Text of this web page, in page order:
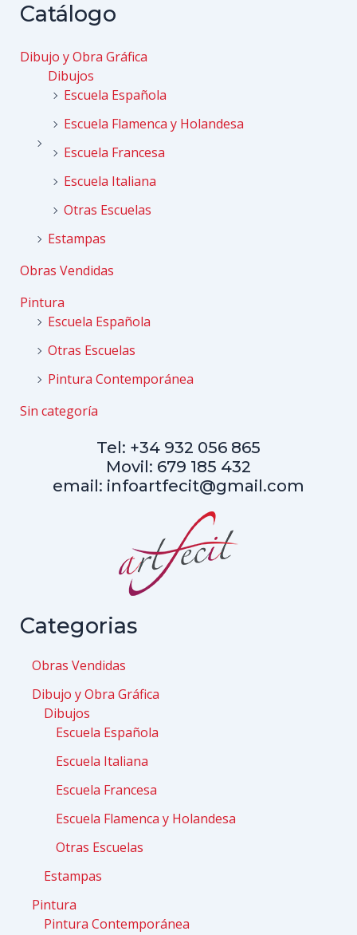
entradas
Catálogo
Dibujo y Obra Gráfica
Dibujos
Escuela Española
Escuela Flamenca y Holandesa
Escuela Francesa
Escuela Italiana
Otras Escuelas
Estampas
Obras Vendidas
Pintura
Escuela Española
Otras Escuelas
Pintura Contemporánea
Sin categoría
Tel: +34 932 056 865
Movil: 679 185 432
email: infoartfecit@gmail.com
Categorias
Obras Vendidas
Dibujo y Obra Gráfica
Dibujos
Escuela Española
Escuela Italiana
Escuela Francesa
Escuela Flamenca y Holandesa
Otras Escuelas
Estampas
Pintura
Pintura Contemporánea